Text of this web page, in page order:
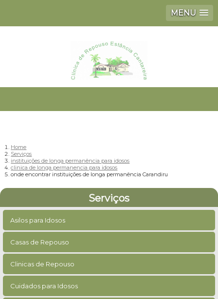
MENU
Home
Serviços
instituições de longa permanência para idosos
clinica de longa permanencia para idosos
onde encontrar instituições de longa permanência Carandiru
Serviços
Asilos para Idosos
Casas de Repouso
Clinicas de Repouso
Cuidados para Idosos